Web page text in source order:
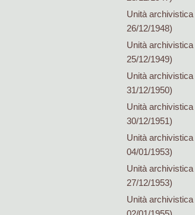
Unità archivistica
26/12/1948)
Unità archivistica
25/12/1949)
Unità archivistica
31/12/1950)
Unità archivistica
30/12/1951)
Unità archivistica
04/01/1953)
Unità archivistica
27/12/1953)
Unità archivistica